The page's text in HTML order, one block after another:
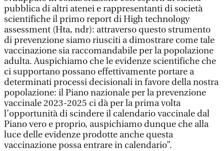
pubblica di altri atenei e rappresentanti di società
scientifiche il primo report di High technology
assessment (Hta, ndr): attraverso questo strumento
di prevenzione siamo riusciti a dimostrare come tale
vaccinazione sia raccomandabile per la popolazione
adulta. Auspichiamo che le evidenze scientifiche che
ci supportano possano effettivamente portare a
determinati processi decisionali in favore della nostra
popolazione: il Piano nazionale per la prevenzione
vaccinale 2023-2025 ci dà per la prima volta
l’opportunità di scindere il calendario vaccinale dal
Piano vero e proprio, auspichiamo dunque che alla
luce delle evidenze prodotte anche questa
vaccinazione possa entrare in calendario”.